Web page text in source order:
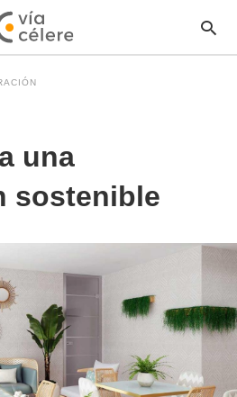
una
sostenible